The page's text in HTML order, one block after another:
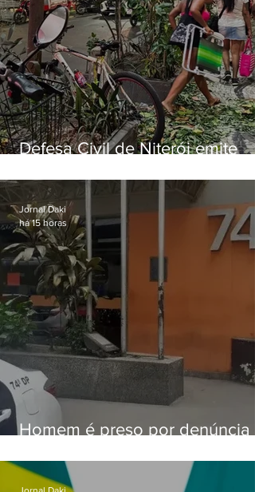
Defesa Civil de Niterói emite
sexta-feira (07)
Homem é preso por denúncia
Alcântara
Jornal Daki
há 15 horas